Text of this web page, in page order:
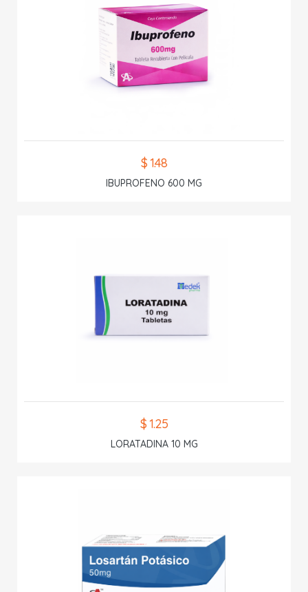
$ 1.48
IBUPROFENO 600 MG
$ 1.25
LORATADINA 10 MG